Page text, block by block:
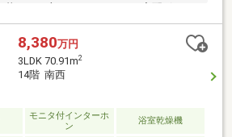
暮らしを守るオートロック、宅配ボック
ーキーシステム「ラクセスキ―」を採
二重天井、防犯カメラ、24時間ゴミ出し
年8月予定◆弊社は一般的な仲介会社と
取引」を徹底致しております。一般的な
なる新しいサービスで、「お客様第一」
ますので、ご安心してお気軽にご相談く
◆弊社は実績・経験豊富なエージェン
・ご売却共に、お客様に最適なご提案を
8,380万円
3LDK 70.91m2
14階 南西
モニタ付インターホ
ン
浴室乾燥機